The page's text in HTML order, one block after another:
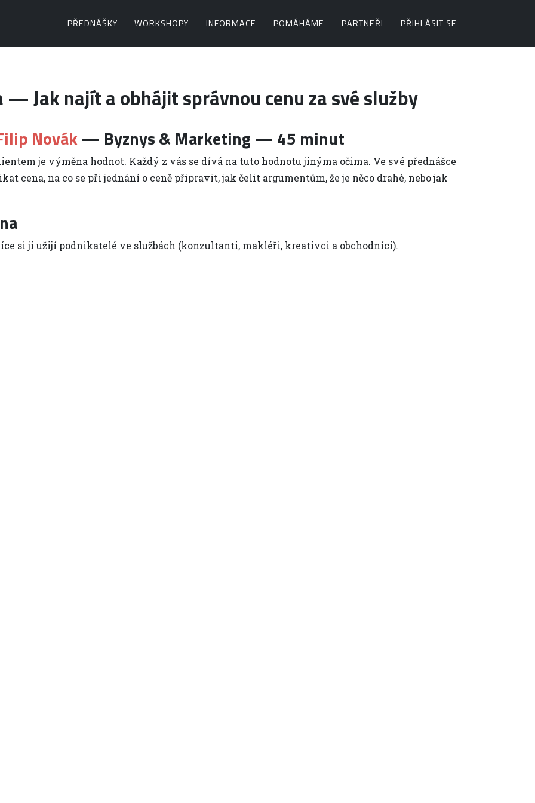
PŘEDNÁŠKY WORKSHOPY INFORMACE POMÁHÁME PARTNEŘI PŘIHLÁSIT SE
— Jak najít a obhájit správnou cenu za své služby
Novák— Byznys & Marketing — 45 minut
je výměna hodnot. Každý z vás se dívá na tuto hodnotu jinýma očima. Ve své přednášce
cena, na co se při jednání o ceně připravit, jak čelit argumentům, že je něco drahé, nebo jak
si ji užijí podnikatelé ve službách (konzultanti, makléři, kreativci a obchodníci).